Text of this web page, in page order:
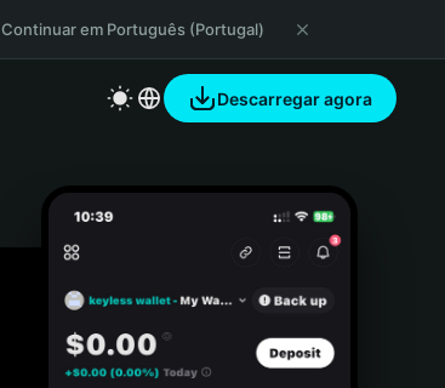
Continuar em Português (Portugal)
Descarregar agora